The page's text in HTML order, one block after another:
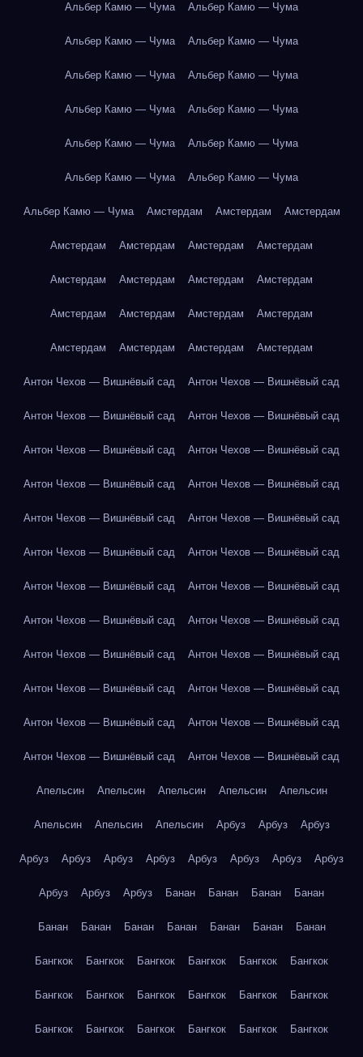
Альбер Камю — Чума Альбер Камю — Чума
Альбер Камю — Чума Альбер Камю — Чума
Альбер Камю — Чума Альбер Камю — Чума
Альбер Камю — Чума Альбер Камю — Чума
Альбер Камю — Чума Альбер Камю — Чума
Альбер Камю — Чума Альбер Камю — Чума
Альбер Камю — Чума Амстердам Амстердам Амстердам
Амстердам Амстердам Амстердам Амстердам
Амстердам Амстердам Амстердам Амстердам
Амстердам Амстердам Амстердам Амстердам
Амстердам Амстердам Амстердам Амстердам
Антон Чехов — Вишнёвый сад Антон Чехов — Вишнёвый сад
Антон Чехов — Вишнёвый сад Антон Чехов — Вишнёвый сад
Антон Чехов — Вишнёвый сад Антон Чехов — Вишнёвый сад
Антон Чехов — Вишнёвый сад Антон Чехов — Вишнёвый сад
Антон Чехов — Вишнёвый сад Антон Чехов — Вишнёвый сад
Антон Чехов — Вишнёвый сад Антон Чехов — Вишнёвый сад
Антон Чехов — Вишнёвый сад Антон Чехов — Вишнёвый сад
Антон Чехов — Вишнёвый сад Антон Чехов — Вишнёвый сад
Антон Чехов — Вишнёвый сад Антон Чехов — Вишнёвый сад
Антон Чехов — Вишнёвый сад Антон Чехов — Вишнёвый сад
Антон Чехов — Вишнёвый сад Антон Чехов — Вишнёвый сад
Антон Чехов — Вишнёвый сад Антон Чехов — Вишнёвый сад
Апельсин Апельсин Апельсин Апельсин Апельсин
Апельсин Апельсин Апельсин Арбуз Арбуз Арбуз
Арбуз Арбуз Арбуз Арбуз Арбуз Арбуз Арбуз Арбуз
Арбуз Арбуз Арбуз Банан Банан Банан Банан
Банан Банан Банан Банан Банан Банан Банан
Бангкок Бангкок Бангкок Бангкок Бангкок Бангкок
Бангкок Бангкок Бангкок Бангкок Бангкок Бангкок
Бангкок Бангкок Бангкок Бангкок Бангкок Бангкок